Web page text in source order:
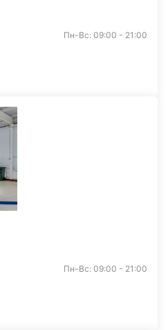
Пн-Вс: 09:00 - 21:00
Пн-Вс: 09:00 - 21:00